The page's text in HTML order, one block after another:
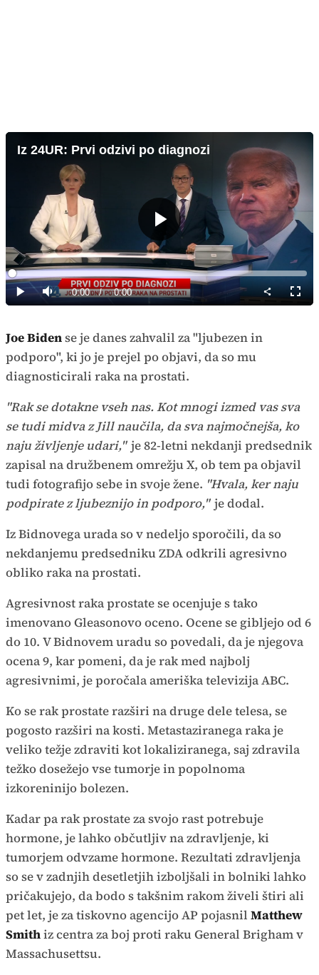
Iz 24UR: Prvi odzivi po diagnozi
Predvajaj
Predvajaj
Tiho Current
0:00 / Duration
0:00
Loaded:
0%
način
Joe Bidense je danes zahvalil za "ljubezen in
podporo", ki jo je prejel po objavi, da so mu
diagnosticirali raka na prostati.
"Rak se dotakne vseh nas. Kot mnogi izmed vas sva
se tudi midva z Jill naučila, da sva najmočnejša, ko
naju življenje udari," je 82-letni nekdanji predsednik
zapisal na družbenem omrežju X, ob tem pa objavil
tudi fotografijo sebe in svoje žene. "Hvala, ker naju
podpirate z ljubeznijo in podporo," je dodal.
Iz Bidnovega urada so v nedeljo sporočili, da so
nekdanjemu predsedniku ZDA odkrili agresivno
obliko raka na prostati.
Agresivnost raka prostate se ocenjuje s tako
imenovano Gleasonovo oceno. Ocene se gibljejo od 6
do 10. V Bidnovem uradu so povedali, da je njegova
ocena 9, kar pomeni, da je rak med najbolj
agresivnimi, je poročala ameriška televizija ABC.
Ko se rak prostate razširi na druge dele telesa, se
pogosto razširi na kosti. Metastaziranega raka je
veliko težje zdraviti kot lokaliziranega, saj zdravila
težko dosežejo vse tumorje in popolnoma
izkoreninijo bolezen.
Kadar pa rak prostate za svojo rast potrebuje
hormone, je lahko občutljiv na zdravljenje, ki
tumorjem odvzame hormone. Rezultati zdravljenja
so se v zadnjih desetletjih izboljšali in bolniki lahko
pričakujejo, da bodo s takšnim rakom živeli štiri ali
pet let, je za tiskovno agencijo AP pojasnil Matthew
Smithiz centra za boj proti raku General Brigham v
Massachusettsu.